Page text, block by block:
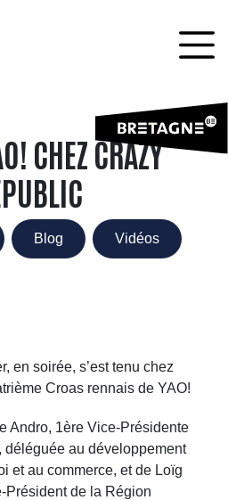
CHEZ CRAZY
Blog Vidéos
en soirée, s’est tenu chez
Croas rennais de YAO!
Andro, 1ère Vice-Présidente
déléguée au développement
et au commerce, et de Loïg
Président de la Région